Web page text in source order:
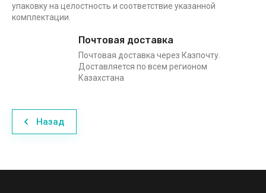
упаковку на целостность и соответствие указанной
комплектации.
Почтовая доставка
Почтовая доставка через Казпочту.
Доставляется по всем регионом
Казахстана
Назад